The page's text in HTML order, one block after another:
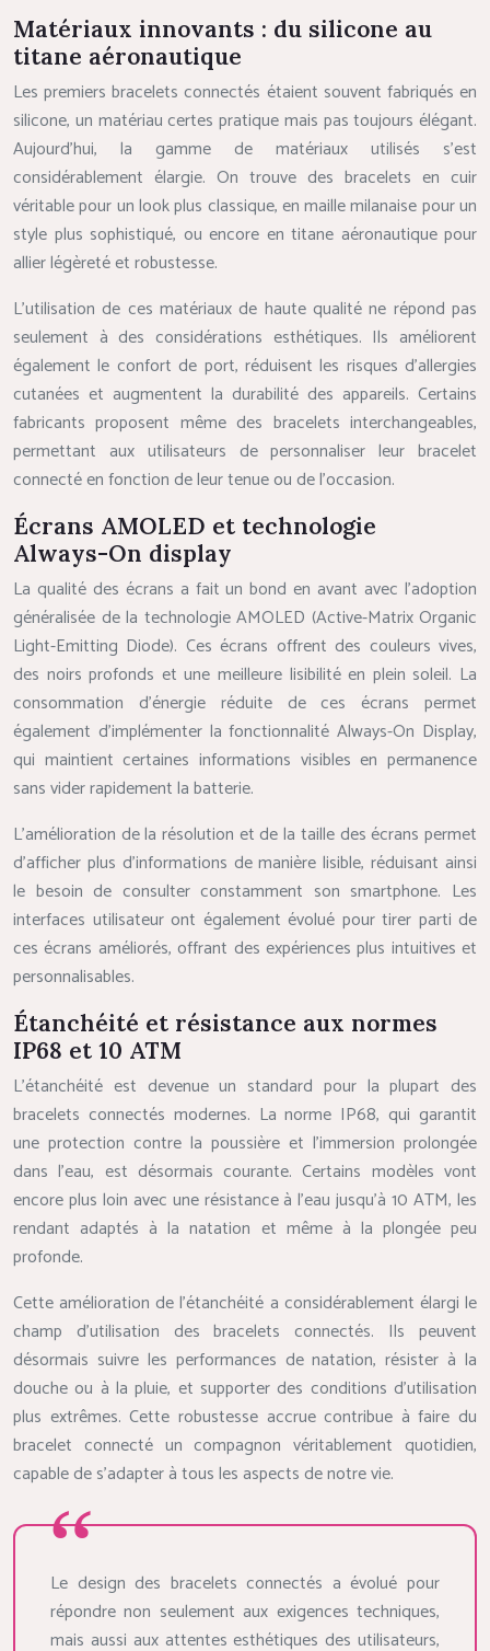
Matériaux innovants : du silicone au
titane aéronautique
Les premiers bracelets connectés étaient souvent fabriqués en
silicone, un matériau certes pratique mais pas toujours élégant.
Aujourd’hui, la gamme de matériaux utilisés s’est
considérablement élargie. On trouve des bracelets en cuir
véritable pour un look plus classique, en maille milanaise pour un
style plus sophistiqué, ou encore en titane aéronautique pour
allier légèreté et robustesse.
L’utilisation de ces matériaux de haute qualité ne répond pas
seulement à des considérations esthétiques. Ils améliorent
également le confort de port, réduisent les risques d’allergies
cutanées et augmentent la durabilité des appareils. Certains
fabricants proposent même des bracelets interchangeables,
permettant aux utilisateurs de personnaliser leur bracelet
connecté en fonction de leur tenue ou de l’occasion.
Écrans AMOLED et technologie
Always-On display
La qualité des écrans a fait un bond en avant avec l’adoption
généralisée de la technologie AMOLED (Active-Matrix Organic
Light-Emitting Diode). Ces écrans offrent des couleurs vives,
des noirs profonds et une meilleure lisibilité en plein soleil. La
consommation d’énergie réduite de ces écrans permet
également d’implémenter la fonctionnalité Always-On Display,
qui maintient certaines informations visibles en permanence
sans vider rapidement la batterie.
L’amélioration de la résolution et de la taille des écrans permet
d’afficher plus d’informations de manière lisible, réduisant ainsi
le besoin de consulter constamment son smartphone. Les
interfaces utilisateur ont également évolué pour tirer parti de
ces écrans améliorés, offrant des expériences plus intuitives et
personnalisables.
Étanchéité et résistance aux normes
IP68 et 10 ATM
L’étanchéité est devenue un standard pour la plupart des
bracelets connectés modernes. La norme IP68, qui garantit
une protection contre la poussière et l’immersion prolongée
dans l’eau, est désormais courante. Certains modèles vont
encore plus loin avec une résistance à l’eau jusqu’à 10 ATM, les
rendant adaptés à la natation et même à la plongée peu
profonde.
Cette amélioration de l’étanchéité a considérablement élargi le
champ d’utilisation des bracelets connectés. Ils peuvent
désormais suivre les performances de natation, résister à la
douche ou à la pluie, et supporter des conditions d’utilisation
plus extrêmes. Cette robustesse accrue contribue à faire du
bracelet connecté un compagnon véritablement quotidien,
capable de s’adapter à tous les aspects de notre vie.
Le design des bracelets connectés a évolué pour
répondre non seulement aux exigences techniques,
mais aussi aux attentes esthétiques des utilisateurs,